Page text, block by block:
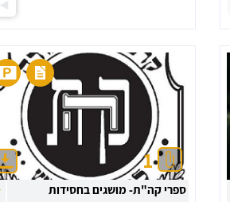
1
ספרי קה"ת- מושגים בחסידות